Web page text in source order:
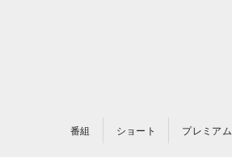
番組 ショート プレミアム